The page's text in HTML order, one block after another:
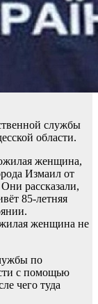
службы
области.
женщина,
Измаил от
рассказали,
85-летняя
женщина не
по
с помощью
чего туда